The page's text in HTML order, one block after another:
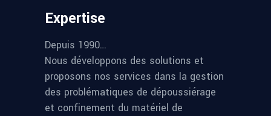
Expertise
Depuis 1990…
Nous développons des solutions et
proposons nos services dans la gestion
des problématiques de dépoussiérage
et confinement du matériel de